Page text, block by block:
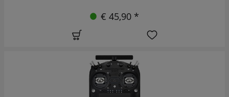
€ 45,90 *